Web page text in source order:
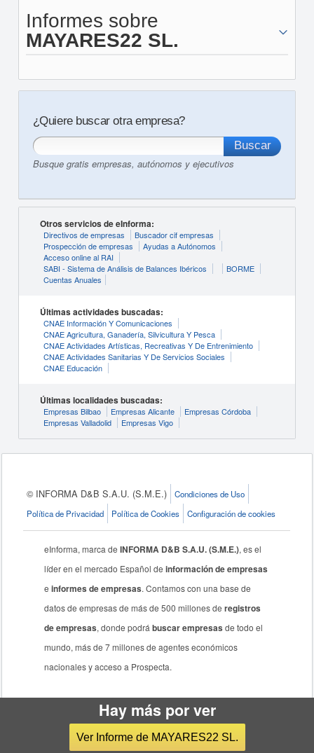
Informes sobre
MAYARES22 SL.
¿Quiere buscar otra empresa?
Busque gratis empresas, autónomos y ejecutivos
Otros servicios de eInforma:
Directivos de empresas
Buscador cif empresas
Prospección de empresas
Ayudas a Autónomos
Acceso online al RAI
SABI - Sistema de Análisis de Balances Ibéricos
BORME
Cuentas Anuales
Últimas actividades buscadas:
CNAE Información Y Comunicaciones
CNAE Agricultura, Ganadería, Silvicultura Y Pesca
CNAE Actividades Artísticas, Recreativas Y De Entrenimiento
CNAE Actividades Sanitarias Y De Servicios Sociales
CNAE Educación
Últimas localidades buscadas:
Empresas Bilbao Empresas Alicante
Empresas Córdoba
Empresas Valladolid
Empresas Vigo
© INFORMA D&B S.A.U. (S.M.E.)
Condiciones de Uso
Política de Privacidad
Política de Cookies Configuración de cookies
eInforma, marca deINFORMA D&B S.A.U. (S.M.E.), es el
líder en el mercado Español deinformación de empresas
einformes de empresas. Contamos con una base de
datos de empresas de más de 500 millones deregistros
de empresas, donde podrábuscar empresas de todo el
mundo, más de 7 millones de agentes económicos
nacionales y acceso a Prospecta.
Hay más por ver
Ver Informe de MAYARES22 SL.